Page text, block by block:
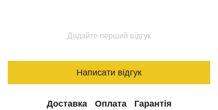
Додайте перший відгук
Написати відгук
Доставка Оплата Гарантія